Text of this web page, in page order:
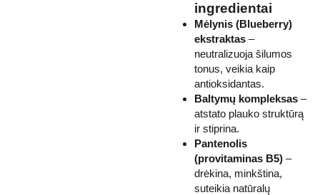
ingredientai
Mėlynis (Blueberry)
ekstraktas –
neutralizuoja šilumos
tonus, veikia kaip
antioksidantas.
Baltymų kompleksas –
atstato plauko struktūrą
ir stiprina.
Pantenolis
(provitaminas B5) –
drėkina, minkština,
suteikia natūralų